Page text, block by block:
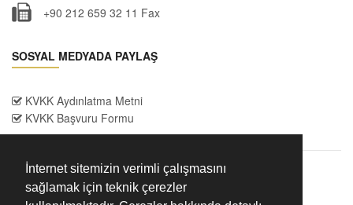
İnternet sitemizin verimli çalışmasını
sağlamak için teknik çerezler
+90 212 659 32 11 Fax
SOSYAL MEDYADA PAYLAŞ
KVKK Aydınlatma Metni
KVKK Başvuru Formu